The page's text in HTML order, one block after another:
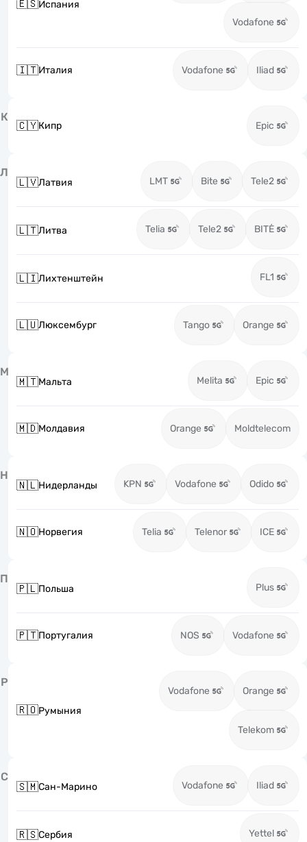
🇪🇸Испания
Vodafone
🇮🇹Италия Vodafone Iliad
К
🇨🇾Кипр Epic
Л
🇱🇻Латвия LMT Bite Tele2
🇱🇹Литва Telia Tele2 BITĖ
🇱🇮Лихтенштейн FL1
🇱🇺Люксембург Tango Orange
М
🇲🇹Мальта Melita Epic
🇲🇩Молдавия Orange Moldtelecom
Н
🇳🇱Нидерланды KPN Vodafone Odido
🇳🇴Норвегия Telia Telenor ICE
П
🇵🇱Польша Plus
🇵🇹Португалия NOS Vodafone
Р
🇷🇴Румыния
Vodafone Orange
Telekom
С
🇸🇲Сан-Марино Vodafone Iliad
🇷🇸Сербия Yettel